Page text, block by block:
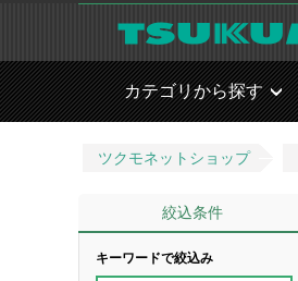
カテゴリから探す
ツクモネットショップ
絞込条件
キーワードで絞込み